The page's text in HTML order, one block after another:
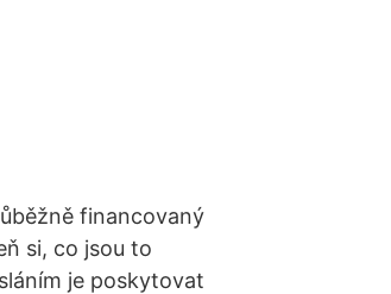
financovaný
si, co jsou to
je poskytovat